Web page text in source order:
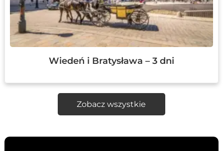
Wiedeń i Bratysława – 3 dni
Zobacz wszystkie